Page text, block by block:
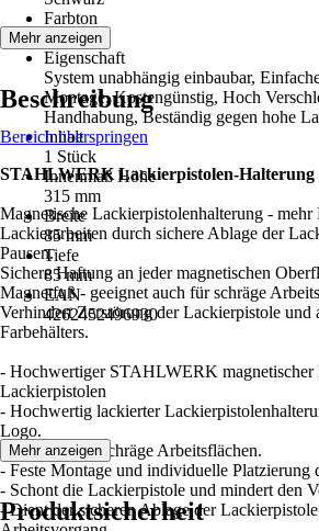
Farbton
Schwarz
Eigenschaft
System unabhängig einbaubar,
Montage, Kostengünstig, Hoch
Handhabung, Beständig gegen hohe
Inhalt
1 Stück
Innenmaß Höhe
315 mm
Breite
85 mm
Tiefe
85 mm
EAN
4262452496930
Mehr anzeigen
Beschreibung
Bereich überspringen
STAHLWERK Lackierpistolen-Halterung
Magnetische Lackierpistolenhalterung -
Lackierarbeiten durch sichere Ablage der
Pausen.
Sichere Haftung an jeder magnetischen
Magnetfuß - geeignet auch für schräge
Verhindert Zerstörung der Lackierpistole und
Farbehälters.
- Hochwertiger STAHLWERK magnetischer
Lackierpistolen
- Hochwertig lackierter
Logo.
- Geeignet für schräge Arbeitsflächen.
- Feste Montage und individuelle Platzierung
- Schont die Lackierpistole und mindert den
- Dient der sicheren Ablage der
Mehr anzeigen
Produktsicherheit